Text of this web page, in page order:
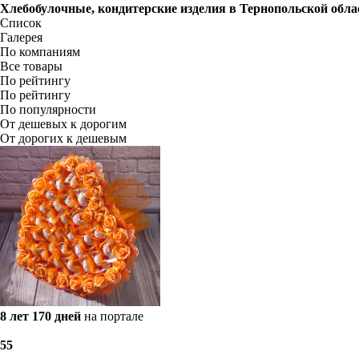
Хлебобулочные, кондитерские изделия в Тернопольской
Список
Галерея
По компаниям
Все товары
По рейтингу
По рейтингу
По популярности
От дешевых к дорогим
От дорогих к дешевым
8 лет 170 дней на портале
55